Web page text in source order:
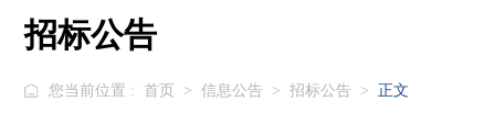
招标公告
您当前位置 : 首页 > 信息公告 > 招标公告 > 正文